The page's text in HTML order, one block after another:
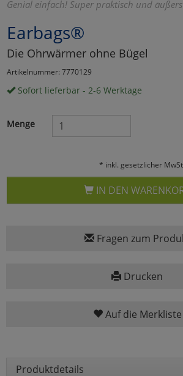
Genial einfach! Super praktisch und
Earbags®
Die Ohrwärmer ohne Bügel
Artikelnummer: 7770129
Sofort lieferbar - 2-6 Werktage
Menge
* inkl. gesetzlicher
IN DEN
Fragen zum
Drucken
Auf die Merkliste
Produktdetails
Umfragetools